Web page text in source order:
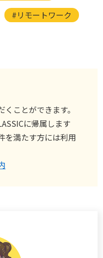
#リモートワーク
ことができます。
に帰属します
を満たす方には利用